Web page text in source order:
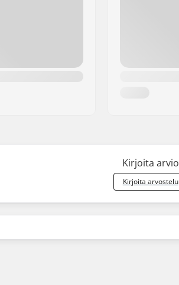
Kirjoita arvio
Kirjoita arvostelu